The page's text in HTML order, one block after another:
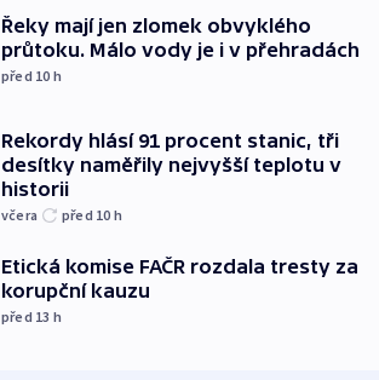
Řeky mají jen zlomek obvyklého
průtoku. Málo vody je i v přehradách
před 10 h
Rekordy hlásí 91 procent stanic, tři
desítky naměřily nejvyšší teplotu v
historii
včera před 10 h
Etická komise FAČR rozdala tresty za
korupční kauzu
před 13 h